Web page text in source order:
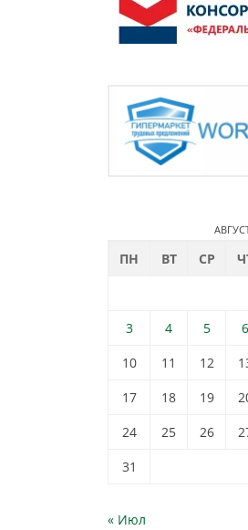
ПН ВТ СР
3
4 5 6
10
11 12
17
18 19
24
25 26
31
« Июл